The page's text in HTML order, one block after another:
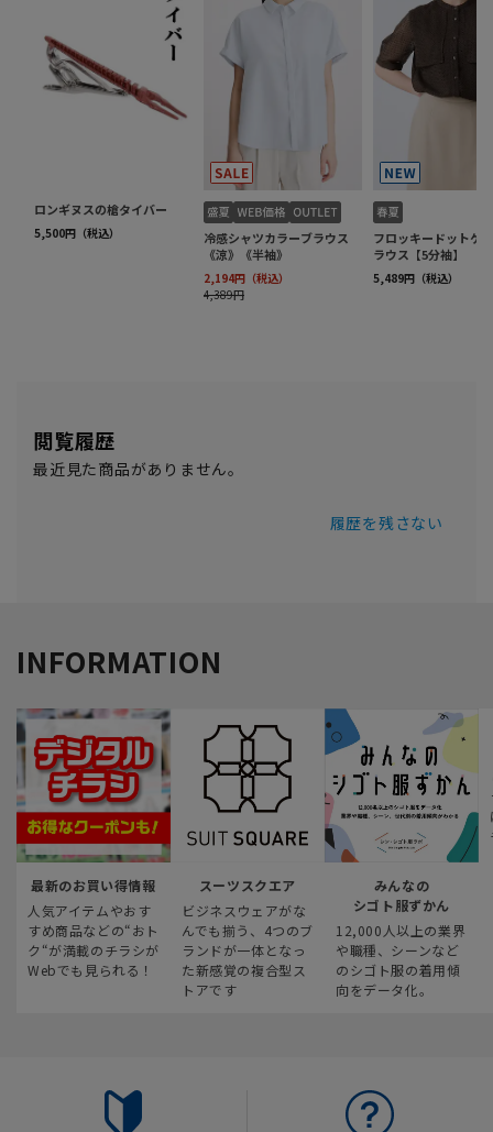
閲覧履歴
最近見た商品がありません。
履歴を残さない
INFORMATION
最新のお買い得情報
人気アイテムやおす
すめ商品などの“おト
ク“が満載のチラシが
Webでも見られる！
スーツスクエア
ビジネスウェアがな
んでも揃う、4つのブ
ランドが一体となっ
た新感覚の複合型ス
トアです
みんなの
シゴト服ずかん
12,000人以上の業界
や職種、シーンなど
のシゴト服の着用傾
向をデータ化。